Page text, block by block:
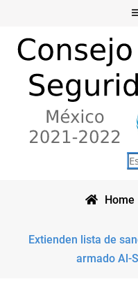
content
Consejo
Home
Extienden lista de
armado Al-